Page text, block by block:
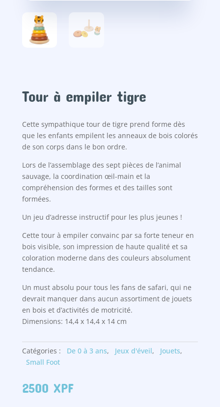
Tour à empiler tigre
Cette sympathique tour de tigre prend forme dès
que les enfants empilent les anneaux de bois colorés
de son corps dans le bon ordre.
Lors de l’assemblage des sept pièces de l’animal
sauvage, la coordination œil-main et la
compréhension des formes et des tailles sont
formées.
Un jeu d’adresse instructif pour les plus jeunes !
Cette tour à empiler convainc par sa forte teneur en
bois visible, son impression de haute qualité et sa
coloration moderne dans des couleurs absolument
tendance.
Un must absolu pour tous les fans de safari, qui ne
devrait manquer dans aucun assortiment de jouets
en bois et d’activités de motricité.
Dimensions: 14,4 x 14,4 x 14 cm
Catégories : De 0 à 3 ans, Jeux d'éveil, Jouets,
Small Foot
2500 XPF